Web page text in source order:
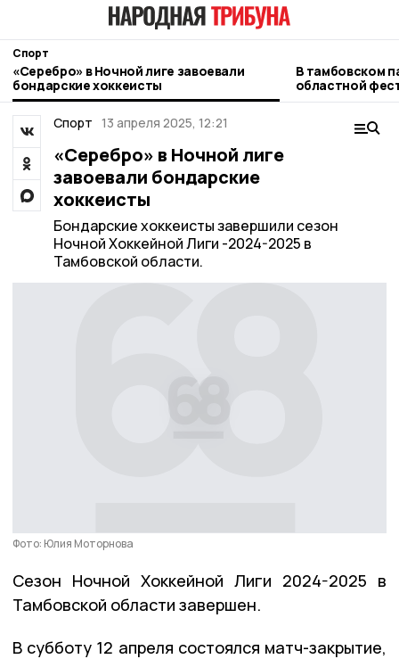
Спорт
«Серебро» в Ночной лиге завоевали
бондарские хоккеисты
В тамбовском
областной
серебряных
Спорт 13 апреля 2025, 12:21
«Серебро» в Ночной лиге
завоевали бондарские
хоккеисты
Бондарские хоккеисты завершили сезон
Ночной Хоккейной Лиги -2024-2025 в
Тамбовской области.
Фото: Юлия Моторнова
Сезон Ночной Хоккейной Лиги 2024-2025 в
Тамбовской области завершен.
В субботу 12 апреля состоялся матч-закрытие,